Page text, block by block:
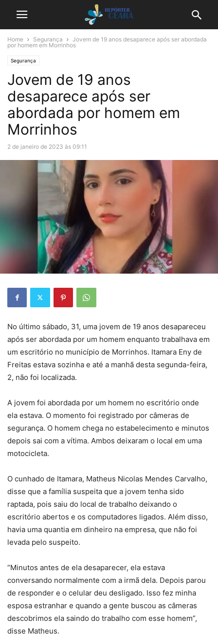
Home Segurança
Jovem de 19 anos desaparece após ser abordada
por homem em Morrinhos
Segurança
Jovem de 19 anos
desaparece após ser
abordada por homem em
Morrinhos
2 de janeiro de 2023 às 09:11
No último sábado, 31, uma jovem de 19 anos desapareceu
após ser abordada por um homem enquanto trabalhava em
um escritório no município de Morrinhos. Itamara Eny de
Freitas estava sozinha e até a manhã desta segunda-feira,
2, não foi localizada.
A jovem foi abordada por um homem no escritório onde
ela estava. O momento foi registrado por câmeras de
segurança. O homem chega no estabelecimento e minutos
depois sai com a vítima. Ambos deixaram o local em uma
motocicleta.
O cunhado de Itamara, Matheus Nicolas Mendes Carvalho,
disse que a família suspeita que a jovem tenha sido
raptada, pois saiu do local de trabalho deixando o
escritório abertos e os computadores ligados. Além disso,
havia uma quantia em dinheiro na empresa, que não foi
levada pelo suspeito.
“Minutos antes de ela desaparecer, ela estava
conversando normalmente com a irmã dela. Depois parou
de responder e o celular deu desligado. Isso fez minha
esposa estranhar e quando a gente buscou as câmeras
descobrimos ela saindo do trabalho com esse homem”,
disse Matheus.